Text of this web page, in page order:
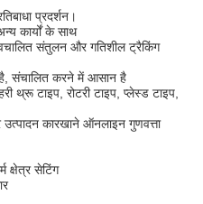
प्रदर्शन।
कार्यों के साथ
संतुलन और गतिशील ट्रैकिंग
संचालित करने में आसान है
थ्रू टाइप, रोटरी टाइप, प्लेस्ड टाइप,
उत्पादन कारखाने ऑनलाइन गुणवत्ता
क्षेत्र सेटिंग